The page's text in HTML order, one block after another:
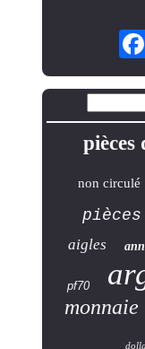
pièces
non circulé
pièces
aigles
pf70
monnaie